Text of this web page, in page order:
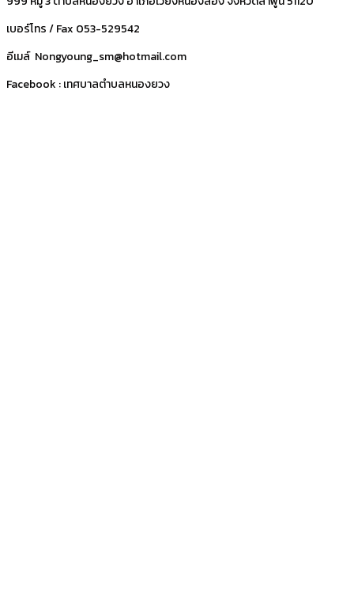
เบอร์โทร / Fax 053-529542
อีเมล์ Nongyoung_sm@hotmail.com
Facebook : เทศบาลตำบลหนองยวง